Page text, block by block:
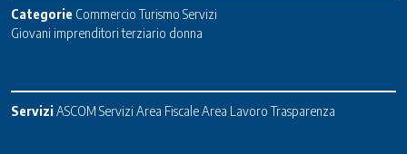
Categorie Commercio Turismo Servizi
Giovani imprenditori terziario donna
ServiziASCOM Servizi Area FiscaleArea Lavoro Trasparenza